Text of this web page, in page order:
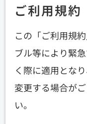
ご利用規約
この「ご利用規
ブル等により緊
く際に適用とな
変更する場合が
い。